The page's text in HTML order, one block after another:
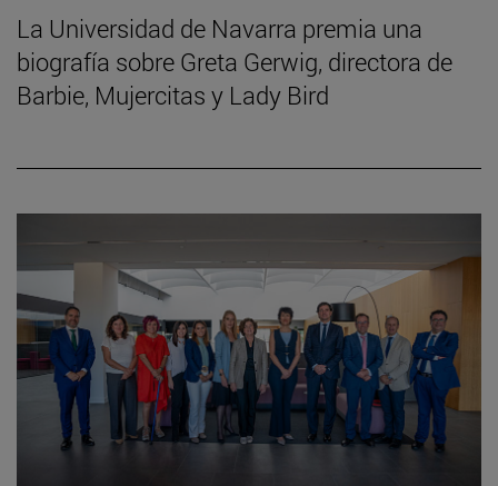
La Universidad de Navarra premia una
biografía sobre Greta Gerwig, directora de
Barbie, Mujercitas y Lady Bird